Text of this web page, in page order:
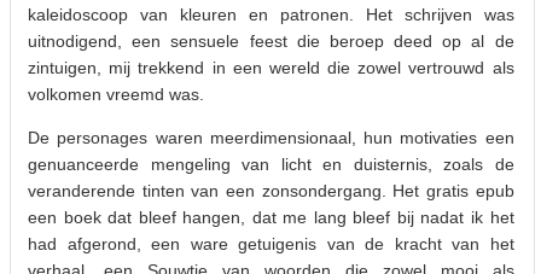
kaleidoscoop van kleuren en patronen. Het schrijven was
uitnodigend, een sensuele feest die beroep deed op al de
zintuigen, mij trekkend in een wereld die zowel vertrouwd als
volkomen vreemd was.
De personages waren meerdimensionaal, hun motivaties een
genuanceerde mengeling van licht en duisternis, zoals de
veranderende tinten van een zonsondergang. Het gratis epub
een boek dat bleef hangen, dat me lang bleef bij nadat ik het
had afgerond, een ware getuigenis van de kracht van het